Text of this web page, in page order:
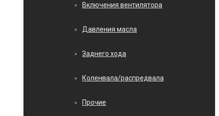
Включения вентилятора
Давления масла
Заднего хода
Коленвала/распредвала
Прочие